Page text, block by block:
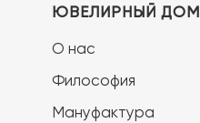
ЮВЕЛИРНЫЙ ДОМ
О нас
Философия
Мануфактура